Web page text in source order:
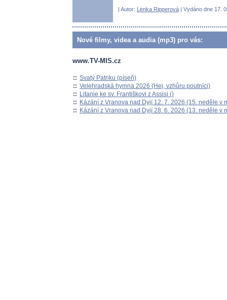
| Autor: Lenka Ripperová | Vydáno dne 17.
Nové filmy, videa a audia (mp3) pro vás:
www.TV-MIS.cz
:: Svatý Patriku (píseň)
:: Velehradská hymna 2026 (Hej, vzhůru poutníci)
:: Litanie ke sv. Františkovi z Assisi ()
:: Kázání z Vranova nad Dyjí 12. 7. 2026 (15. neděle v
:: Kázání z Vranova nad Dyjí 28. 6. 2026 (13. neděle v